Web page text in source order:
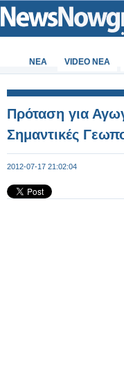
ΝΕΑ VIDEO NEA
Πρόταση για
Σημαντικές
2012-07-17 21:02:04